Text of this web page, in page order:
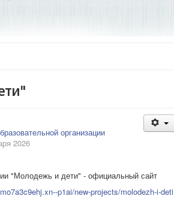
организации
2026
"Молодежь и дети" - официальный сайт
p1ai/new-projects/molodezh-i-deti